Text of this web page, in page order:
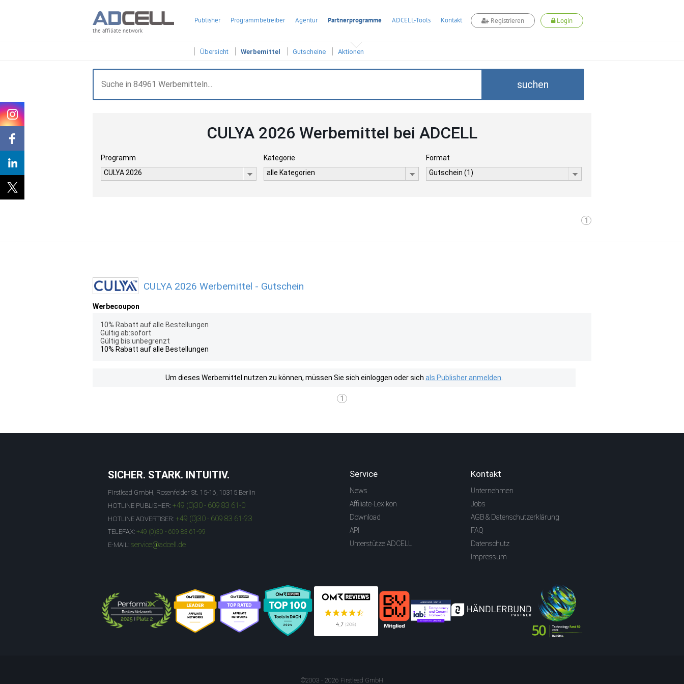
the affiliate network
Publisher Programmbetreiber Agentur Partnerprogramme ADCELL-Tools Kontakt Registrieren Login
Übersicht Werbemittel Gutscheine Aktionen
suchen
CULYA 2026 Werbemittel bei ADCELL
Programm
CULYA 2026
Kategorie
alle Kategorien
Format
Gutschein (1)
1
CULYA 2026 Werbemittel - Gutschein
Werbecoupon
10% Rabatt auf alle Bestellungen
Gültig ab:sofort
Gültig bis:unbegrenzt
10% Rabatt auf alle Bestellungen
Um dieses Werbemittel nutzen zu können, müssen Sie sich einloggen oder sich als Publisher anmelden
1
SICHER. STARK. INTUITIV.
Firstlead GmbH, Rosenfelder St. 15-16, 10315 Berlin
HOTLINE PUBLISHER: +49 (0)30 - 609 83 61-0
HOTLINE ADVERTISER: +49 (0)30 - 609 83 61-23
TELEFAX: +49 (0)30 - 609 83 61-99
E-MAIL: service@adcell.de
Service
News
Affiliate-Lexikon
Download
API
Unterstütze ADCELL
Kontakt
Unternehmen
Jobs
AGB & Datenschutzerklärung
FAQ
Datenschutz
Impressum
©2003 - 2026 Firstlead GmbH